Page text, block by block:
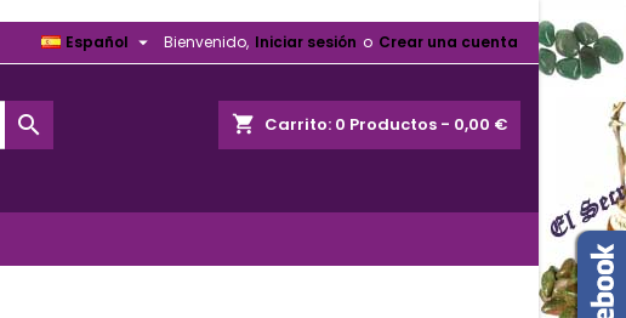
Bienvenido, Iniciar sesión o Crear una cuenta
Español 
shopping_cart Carrito: 0 Productos - 0,00 €
